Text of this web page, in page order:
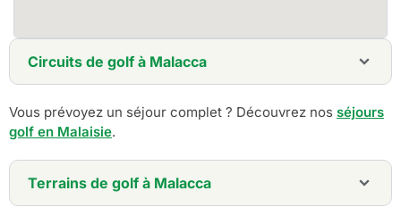
Circuits de golf à Malacca
14 jours - Best of Malaysia Golf Holiday
Vous prévoyez un séjour complet ? Découvrez nos séjours
golf en Malaisie.
Terrains de golf à Malacca